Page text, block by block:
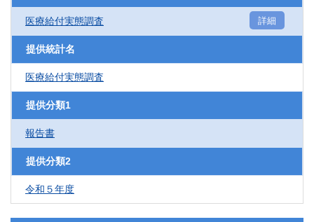
医療給付実態調査 詳細
提供統計名
医療給付実態調査
提供分類1
報告書
提供分類2
令和５年度